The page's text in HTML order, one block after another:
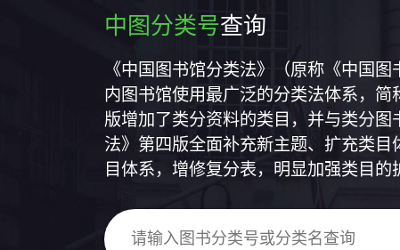
中图分类号查询
《中国图书馆分类法》（原称《中国
内图书馆使用最广泛的分类法体系，
版增加了类分资料的类目，并与类分图
法》第四版全面补充新主题、扩充类
目体系，增修复分表，明显加强类目的